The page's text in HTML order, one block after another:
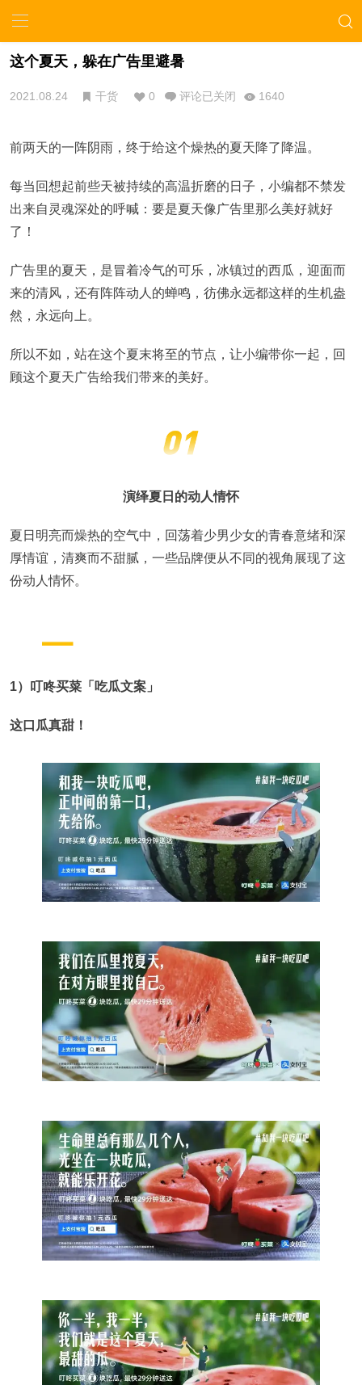
这个夏天，躲在广告里避暑
2021.08.24 干货 0 评论已关闭 1640
前两天的一阵阴雨，终于给这个燥热的夏天降了降温。
每当回想起前些天被持续的高温折磨的日子，小编都不禁发
出来自灵魂深处的呼喊：要是夏天像广告里那么美好就好
了！
广告里的夏天，是冒着冷气的可乐，冰镇过的西瓜，迎面而
来的清风，还有阵阵动人的蝉鸣，彷佛永远都这样的生机盎
然，永远向上。
所以不如，站在这个夏末将至的节点，让小编带你一起，回
顾这个夏天广告给我们带来的美好。
演绎夏日的动人情怀
夏日明亮而燥热的空气中，回荡着少男少女的青春意绪和深
厚情谊，清爽而不甜腻，一些品牌便从不同的视角展现了这
份动人情怀。
1）叮咚买菜「吃瓜文案」
这口瓜真甜！